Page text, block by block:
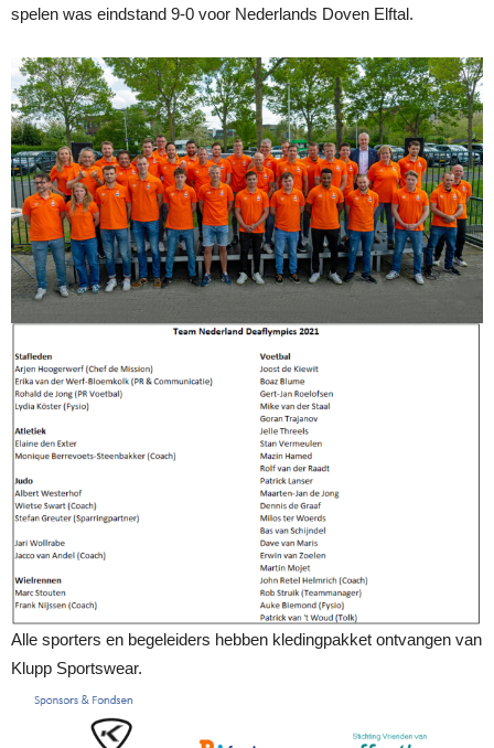
spelen was eindstand 9-0 voor Nederlands Doven Elftal.
Alle sporters en begeleiders hebben kledingpakket ontvangen van
Klupp Sportswear.